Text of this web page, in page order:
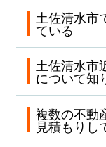
土佐清水市
ている
土佐清水市
について知
複数の不動
見積もりし